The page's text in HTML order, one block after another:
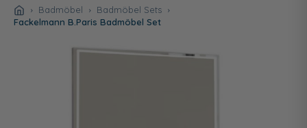
Badmöbel
Badmöbel Sets
Fackelmann B.Paris Badmöbel Set